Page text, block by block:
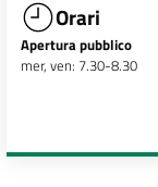
Orari
Apertura pubblico
mer, ven: 7.30-8.30